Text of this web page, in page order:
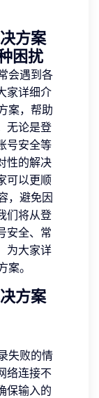
方案
困扰
会遇到各
家详细介
案，帮助
无论是登
号安全等
性的解决
可以更顺
，避免因
们将从登
安全、常
为大家详
。
方案
失败的情
络连接不
保输入的